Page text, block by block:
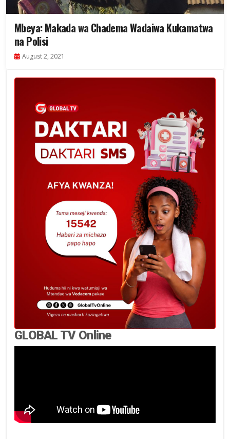
Mbeya: Makada wa Chadema Wadaiwa Kukamatwa
na Polisi
August 2, 2021
GLOBAL TV Online